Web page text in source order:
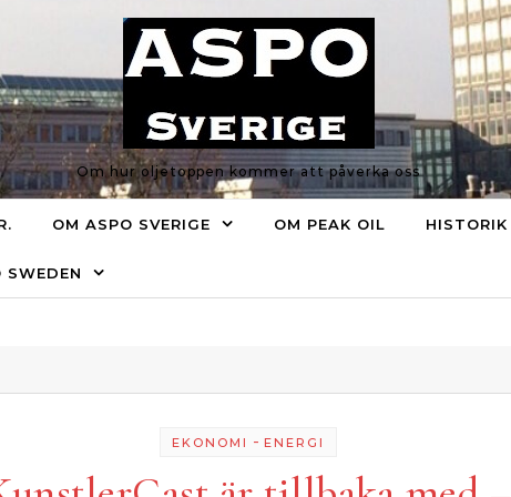
Om hur oljetoppen kommer att påverka oss
OM ASPO SVERIGE OM PEAK OIL HISTORIK
EKONOMI - ENERGI